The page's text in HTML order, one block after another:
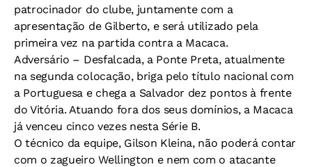
patrocinador do clube, juntamente com a
apresentação de Gilberto, e será utilizado pela
primeira vez na partida contra a Macaca.
Adversário – Desfalcada, a Ponte Preta, atualmente
na segunda colocação, briga pelo título nacional com
a Portuguesa e chega a Salvador dez pontos à frente
do Vitória. Atuando fora dos seus domínios, a Macaca
já venceu cinco vezes nesta Série B.
O técnico da equipe, Gilson Kleina, não poderá contar
com o zagueiro Wellington e nem com o atacante